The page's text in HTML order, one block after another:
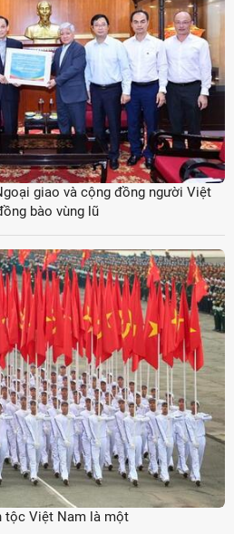
giao và cộng đồng người Việt
bào vùng lũ
tộc Việt Nam là một